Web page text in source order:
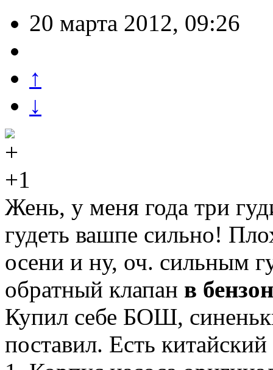
20 марта 2012, 09:26
↑
↓
+1
Жень, у меня года три
гудеть вашпе сильно!
осени и ну, оч. сильным
обратный клапан в
Купил себе БОШ,
поставил. Есть